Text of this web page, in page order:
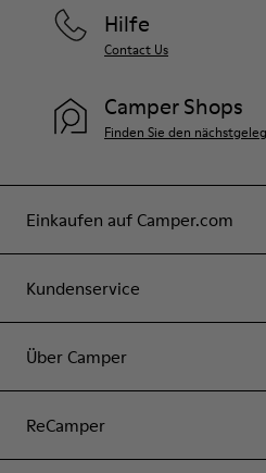
Einkaufen auf Camper.com
Kundenservice
Über Camper
ReCamper
Hilfe
Contact Us
Camper Shops
Finden Sie den